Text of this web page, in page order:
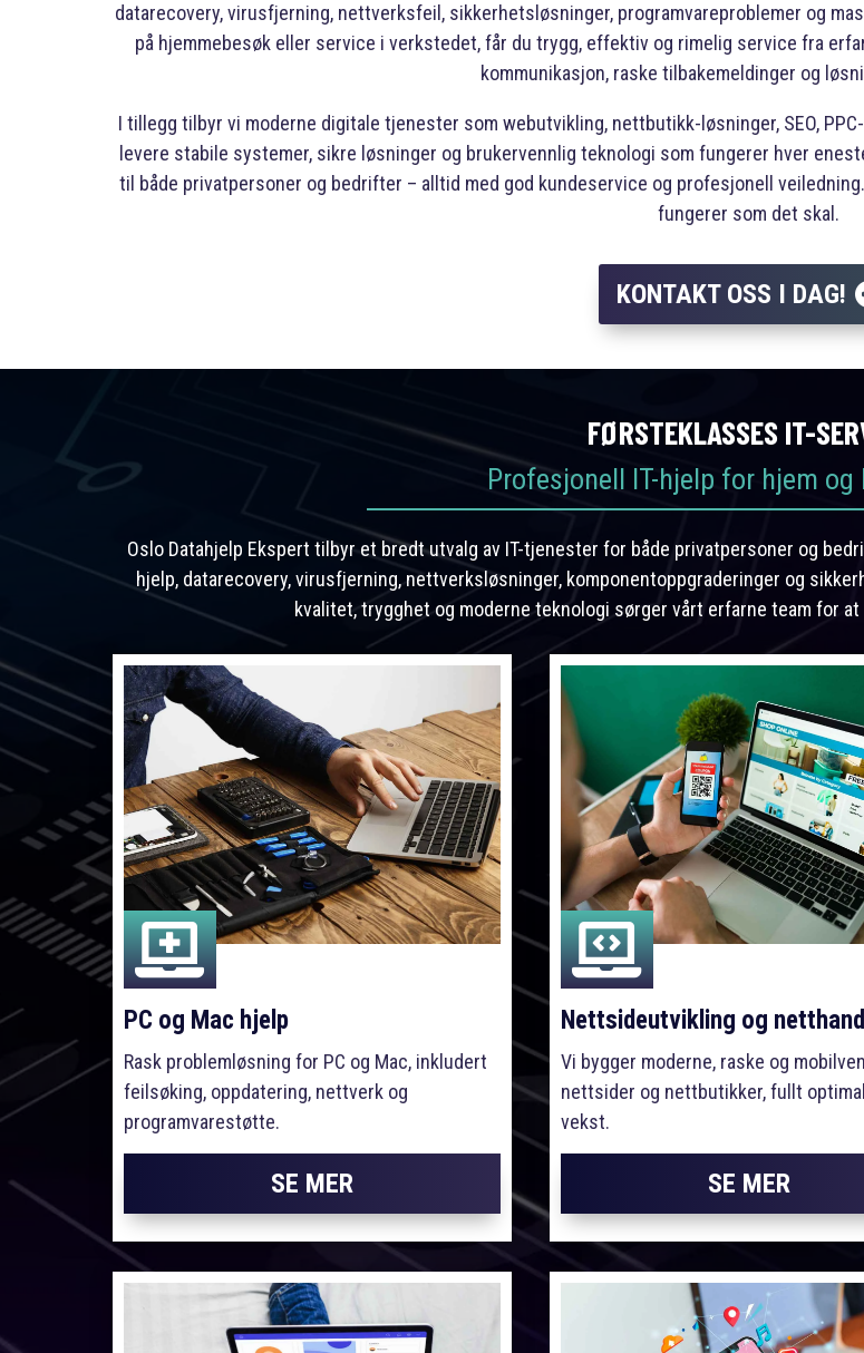
datarecovery, virusfjerning, nettverksfeil, sikkerhetsløsninger, programvareproblemer og
på hjemmebesøk eller service i verkstedet, får du trygg, effektiv og rimelig service fra
kommunikasjon, raske tilbakemeldinger og
I tillegg tilbyr vi moderne digitale tjenester som webutvikling, nettbutikk-løsninger, SEO,
levere stabile systemer, sikre løsninger og brukervennlig teknologi som fungerer hver
til både privatpersoner og bedrifter – alltid med god kundeservice og profesjonell
fungerer som det skal.
KONTAKT OSS I DAG!
FØRSTEKLASSES IT-
Profesjonell IT-hjelp for hjem
Oslo Datahjelp Ekspert tilbyr et bredt utvalg av IT-tjenester for både privatpersoner og
hjelp, datarecovery, virusfjerning, nettverksløsninger, komponentoppgraderinger og
kvalitet, trygghet og moderne teknologi sørger vårt erfarne team for

PC og Mac hjelp
Rask problemløsning for PC og Mac, inkludert
feilsøking, oppdatering, nettverk og
programvarestøtte.
SE MER

Nettsideutvikling og
Vi bygger moderne, raske og
nettsider og nettbutikker, fullt
vekst.
SE MER